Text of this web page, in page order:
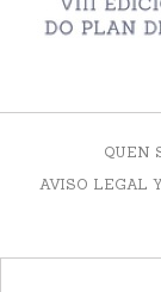
QUEN
AVISO LEGAL